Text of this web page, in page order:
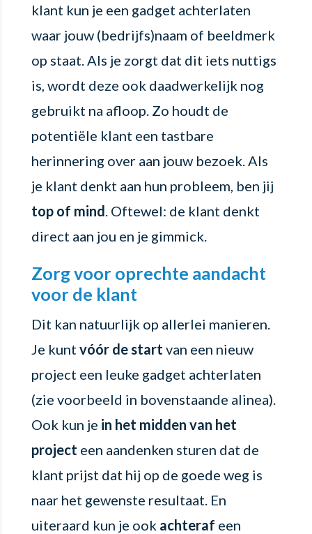
klant kun je een gadget achterlaten
waar jouw (bedrijfs)naam of beeldmerk
op staat. Als je zorgt dat dit iets nuttigs
is, wordt deze ook daadwerkelijk nog
gebruikt na afloop. Zo houdt de
potentiële klant een tastbare
herinnering over aan jouw bezoek. Als
je klant denkt aan hun probleem, ben jij
top of mind. Oftewel: de klant denkt
direct aan jou en je gimmick.
Zorg voor oprechte aandacht
voor de klant
Dit kan natuurlijk op allerlei manieren.
Je kunt vóór de start van een nieuw
project een leuke gadget achterlaten
(zie voorbeeld in bovenstaande alinea).
Ook kun je in het midden van het
project een aandenken sturen dat de
klant prijst dat hij op de goede weg is
naar het gewenste resultaat. En
uiteraard kun je ook achteraf een